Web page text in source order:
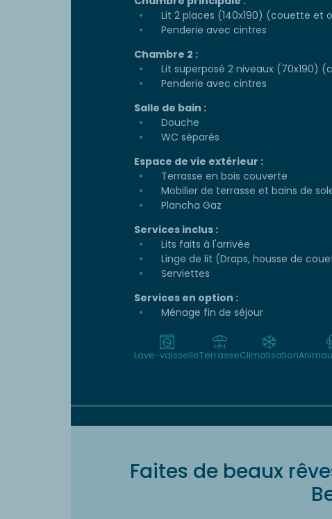
Lit 2 places (140x190) (couette et
Penderie avec cintres
Chambre 2 :
Lit superposé 2 niveaux (70x190)
Penderie avec cintres
Salle de bain :
Douche
WC séparés
Espace de vie extérieur :
Terrasse en bois couverte
Mobilier de terrasse et bains de
Plancha Gaz
Services inclus :
Lits faits à l'arrivée
Linge de lit (Draps, housse de
Serviettes
Services en option :
Ménage fin de séjour
Lave-vaisselleTerrasseClimatisation
Faites de beaux